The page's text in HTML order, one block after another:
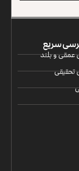
سریع
و بلند
تحقیقی